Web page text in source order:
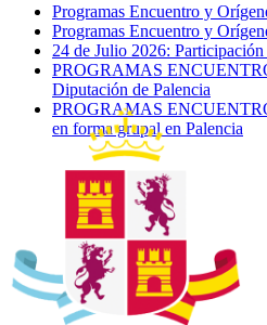
Programas Encuentro y
Programas Encuentro y
24 de Julio 2026:
PROGRAMAS
Diputación de Palencia
PROGRAMAS
en forma grupal en Palencia